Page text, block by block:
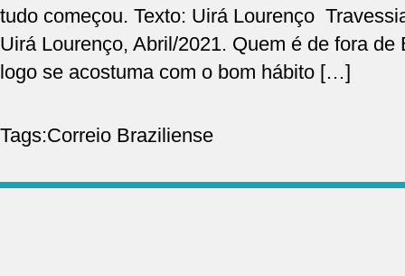
tudo começou. Texto: Uirá Lourenço
Uirá Lourenço, Abril/2021. Quem é de fora
logo se acostuma com o bom hábito […]
Tags:Correio Braziliense